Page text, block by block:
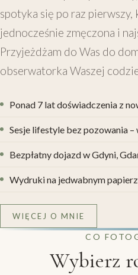
spotyka się po raz pierwszy,
jednocześnie zmęczona i
Przyjeżdżam do Was do
obserwatorka Waszej
Ponad 7 lat doświadczenia z
Sesje lifestyle bez pozowania
Bezpłatny dojazd w Gdyni,
Wydruki na jedwabnym
WIĘCEJ O MNIE
CO
Wybierz